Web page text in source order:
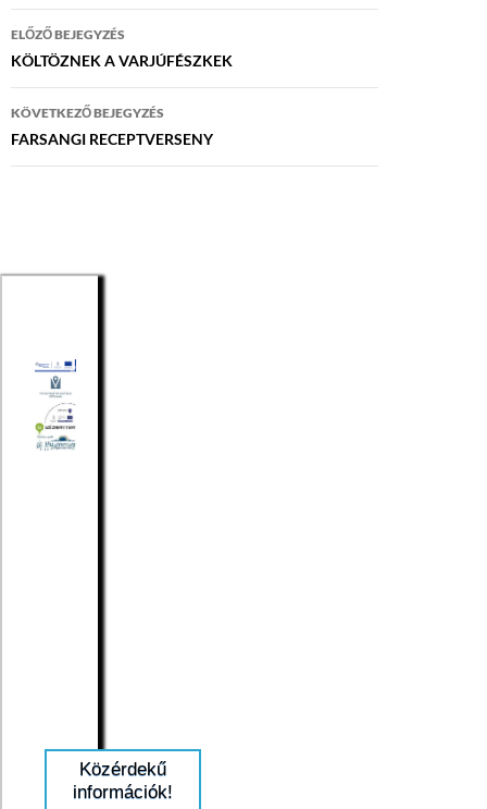
Bejegyzés
navigáció
ELŐZŐ BEJEGYZÉS
KÖLTÖZNEK A VARJÚFÉSZKEK
KÖVETKEZŐ BEJEGYZÉS
FARSANGI RECEPTVERSENY
Közérdekű
információk!